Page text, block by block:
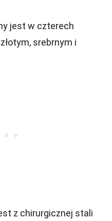
jest w czterech
srebrnym i
z chirurgicznej stali